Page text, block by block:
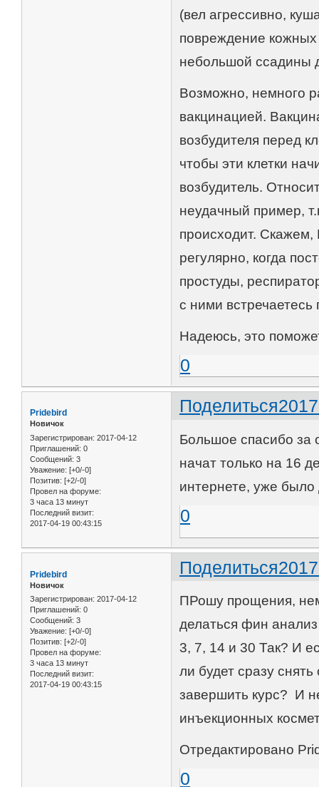
(вел агрессивно,
повреждение
небольшой ссадины
Возможно, немного
вакцинацией.
возбудителя перед
чтобы эти клетки
возбудитель.
неудачный пример,
происходит.
регулярно, когда
простуды,
с ними
Надеюсь, это
0
Поделиться
Pridebird
Новичок
Зарегистрирован: 2017-04-12
Приглашений: 0
Сообщений: 3
Уважение: [+0/-0]
Позитив: [+2/-0]
Провел на форуме:
3 часа 13 минут
Последний визит:
2017-04-19 00:43:15
Большое спасибо за
начат только на 16
интернете, уже было
0
Поделиться
Pridebird
Новичок
Зарегистрирован: 2017-04-12
Приглашений: 0
Сообщений: 3
Уважение: [+0/-0]
Позитив: [+2/-0]
Провел на форуме:
3 часа 13 минут
Последний визит:
2017-04-19 00:43:15
ПРошу прощения,
делаться фин
3, 7, 14 и 30 Так? И
ли будет сразу
завершить курс? И
инъекционных
Отредактировано
0